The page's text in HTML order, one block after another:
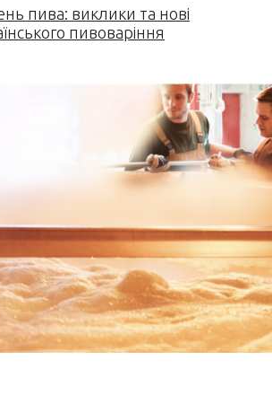
пива: виклики та нові
пивоваріння